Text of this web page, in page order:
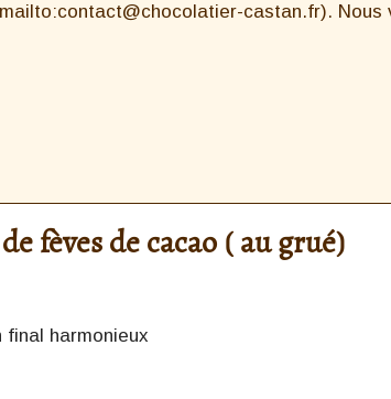
castan.fr). Nous
fèves de cacao ( au grué)
final harmonieux